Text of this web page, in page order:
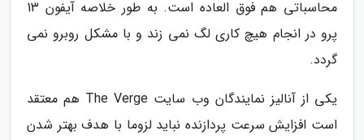
محاسباتی هم فوق العاده است. به طور خلاصه آیفون 13
پرو در انجام هیچ کاری لگ نمی زند و با مشکل روبرو نمی
گردد.
یکی از آنالیز نمایندگان وب سایت The Verge هم معتقد
است افزایش سرعت پردازنده نباید لزوما با هدف بهتر شدن